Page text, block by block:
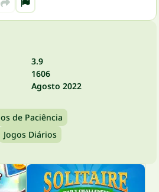
3.9
1606
Agosto 2022
de Paciência
Jogos Diários